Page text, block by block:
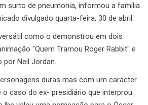
surto de pneumonia, informou a família
divulgado quarta-feira, 30 de abril.
como o demonstrou em dois
"Quem Tramou Roger Rabbit" e
por Neil Jordan.
duras mas com um carácter
caso do ex- presidiário que interprou